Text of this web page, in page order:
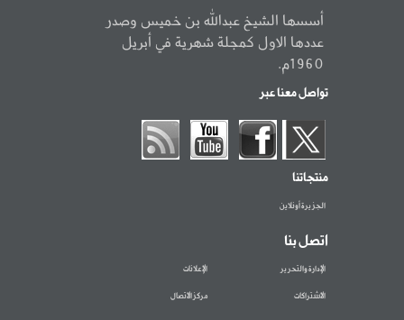
أسسها الشيخ عبدالله بن خميس وصدر
عددها الاول كمجلة شهرية في أبريل
1960م.
تواصل معنا عبر
منتجاتنا
الجزيرة أونلاين
اتصل بنا
الإدارة والتحرير الإعلانات
الاشتراكات مركز الاتصال